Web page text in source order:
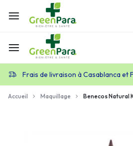
Frais de livraison à Casablanca et
Accueil Maquillage Benecos Natural